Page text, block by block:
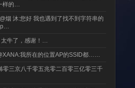
样的…
@烟 沐:您好 我也遇到了找不到字符串的
太牛了，感谢！…
我所在的位置AP的SSID都……
零三京八千零五兆零二百零三亿零三千